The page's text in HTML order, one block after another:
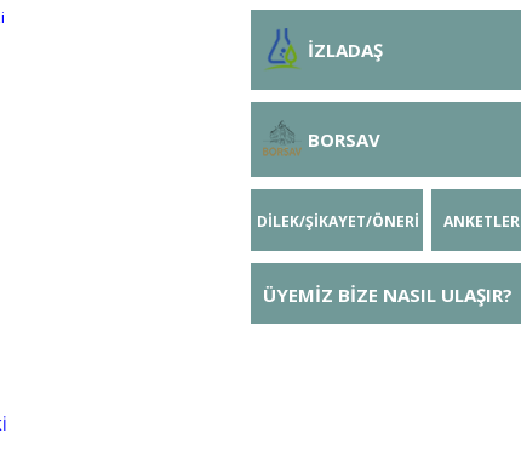
İZLADAŞ
BORSAV
DİLEK/ŞİKAYET/ÖNERİ ANKETLER
ÜYEMİZ BİZE NASIL ULAŞIR?